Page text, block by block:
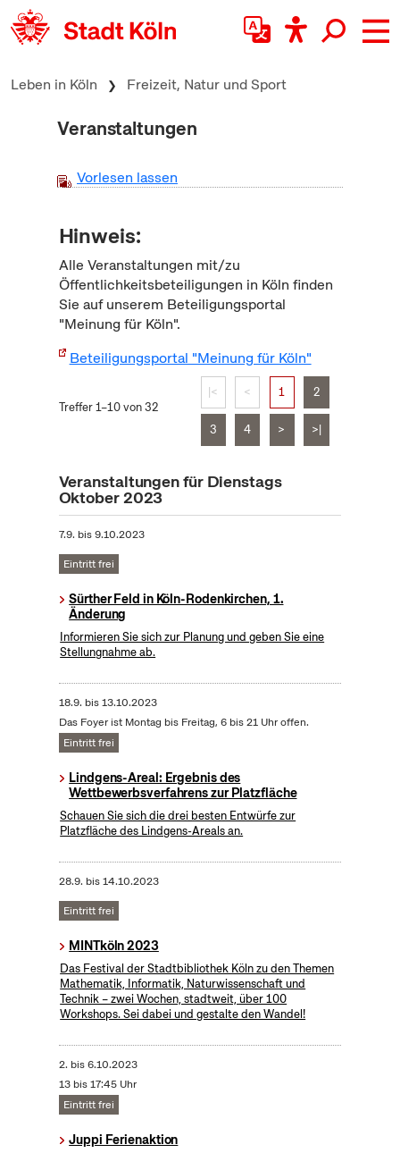
zum Inhalt springen
Leben in Köln Freizeit, Natur und Sport
Veranstaltungen
Vorlesen lassen
Hinweis:
Alle Veranstaltungen mit/zu
Öffentlichkeitsbeteiligungen in Köln finden
Sie auf unserem Beteiligungsportal
"Meinung für Köln".
Beteiligungsportal "Meinung für Köln"
Treffer 1–10 von 32
|< < 1 2
3 4 > >|
Veranstaltungen für Dienstags
Oktober 2023
7.9. bis9.10.2023
Eintritt frei
Sürther Feld in Köln-Rodenkirchen, 1.
Änderung
Informieren Sie sich zur Planung und geben Sie eine
Stellungnahme ab.
18.9. bis13.10.2023
Das Foyer ist Montag bis Freitag, 6 bis 21 Uhr offen.
Eintritt frei
Lindgens-Areal: Ergebnis des
Wettbewerbsverfahrens zur Platzfläche
Schauen Sie sich die drei besten Entwürfe zur
Platzfläche des Lindgens-Areals an.
28.9. bis14.10.2023
Eintritt frei
MINTköln 2023
Das Festival der Stadtbibliothek Köln zu den Themen
Mathematik, Informatik, Naturwissenschaft und
Technik – zwei Wochen, stadtweit, über 100
Workshops. Sei dabei und gestalte den Wandel!
2. bis6.10.2023
13 bis 17:45 Uhr
Eintritt frei
Juppi Ferienaktion